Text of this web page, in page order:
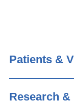
Patients &
Research